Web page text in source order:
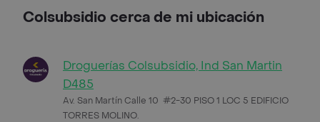
Colsubsidio cerca de mi ubicación
Droguerías Colsubsidio, Ind San Martin
D485
Av. San Martín Calle 10 #2-30 PISO 1 LOC 5 EDIFICIO
TORRES MOLINO.